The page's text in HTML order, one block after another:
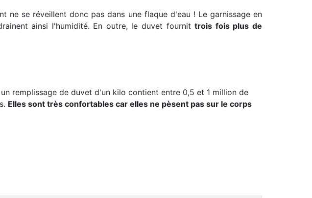
ne se réveillent donc pas dans une flaque d'eau ! Le garnissage en
ainsi l'humidité. En outre, le duvet fournittrois fois plus de
remplissage de duvet d'un kilo contient entre 0,5 et 1 million de
Elles sont très confortables car elles ne pèsent pas sur le corps